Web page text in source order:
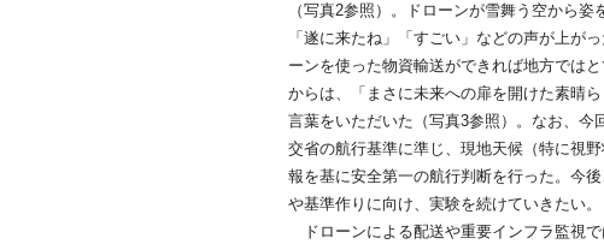
（写真2参照）。ドローンが雪舞う空から姿
「遂に来たね」「すごい」などの声が上が
ーンを使った物資輸送ができれば地方では
からは、「まさに未来への扉を開けた素晴
言葉をいただいた（写真3参照）。なお、今
交省の航行基準に準じ、現地天候（特に視
報を基に安全第一の航行判断を行った。今
や基準作りに向け、実験を続けていきたい。
ドローンによる配送や重要インフラ監視で